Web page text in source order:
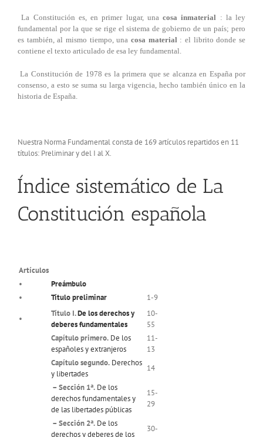
La Constitución es, en primer lugar, una cosa inmaterial : la ley
fundamental por la que se rige el sistema de gobierno de un país; pero
es también, al mismo tiempo, una cosa material : el librito donde se
contiene el texto articulado de esa ley fundamental.
La Constitución de 1978 es la primera que se alcanza en España por
consenso, a esto se suma su larga vigencia, hecho también único en la
historia de España.
Nuestra Norma Fundamental consta de 169 artículos repartidos en 11
títulos: Preliminar y del I al X.
Índice sistemático de La
Constitución española
Artículos
•
Preámbulo
•
Título preliminar 1-9
•
Título I.De los derechos y
deberes fundamentales
10-
55
Capítulo primero. De los
españoles y extranjeros
11-
13
Capítulo segundo. Derechos
y libertades
14
– Sección 1ª. De los
derechos fundamentales y
de las libertades públicas
15-
29
– Sección 2ª. De los
derechos y deberes de los
30-